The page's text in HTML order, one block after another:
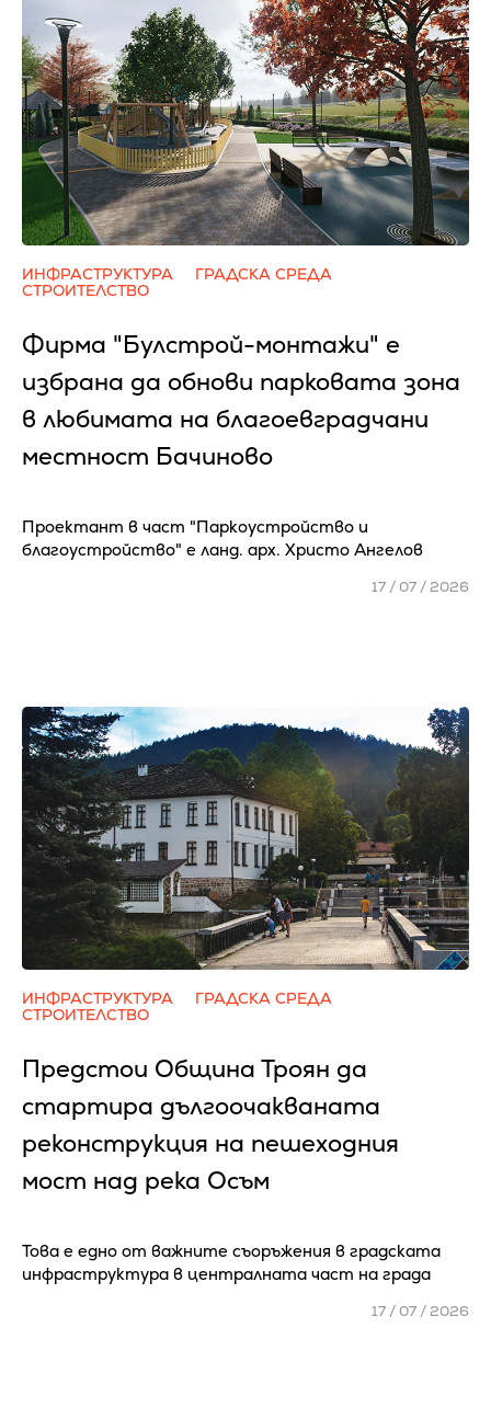
ИНФРАСТРУКТУРА
ГРАДСКА СРЕДА
СТРОИТЕЛСТВО
Фирма "Булстрой-монтажи" е
избрана да обнови парковата зона
в любимата на благоевградчани
местност Бачиново
Проектант в част "Паркоустройство и
благоустройство" е ланд. арх. Христо Ангелов
17 / 07 / 2026
ИНФРАСТРУКТУРА
ГРАДСКА СРЕДА
СТРОИТЕЛСТВО
Предстои Община Троян да
стартира дългоочакваната
реконструкция на пешеходния
мост над река Осъм
Това е едно от важните съоръжения в градската
инфраструктура в централната част на града
17 / 07 / 2026